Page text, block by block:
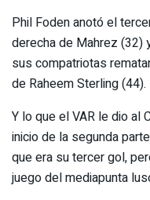
Phil Foden anotó el
derecha de Mahrez (32)
sus compatriotas
de Raheem Sterling (44).
Y lo que el VAR le dio al
inicio de la segunda
que era su tercer gol,
juego del mediapunta